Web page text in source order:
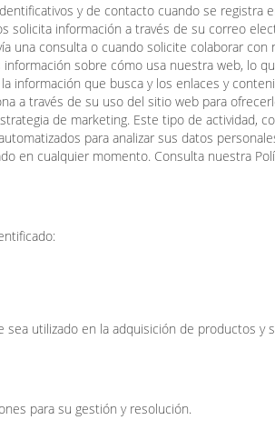
y de contacto cuando se registra
solicita información a través de su correo
una consulta o cuando solicite colaborar con
sobre cómo usa nuestra web, lo
información que busca y los enlaces y
a través de su uso del sitio web para
de marketing. Este tipo de actividad,
para analizar sus datos
en cualquier momento. Consulta nuestra
utilizado en la adquisición de productos y
para su gestión y resolución.